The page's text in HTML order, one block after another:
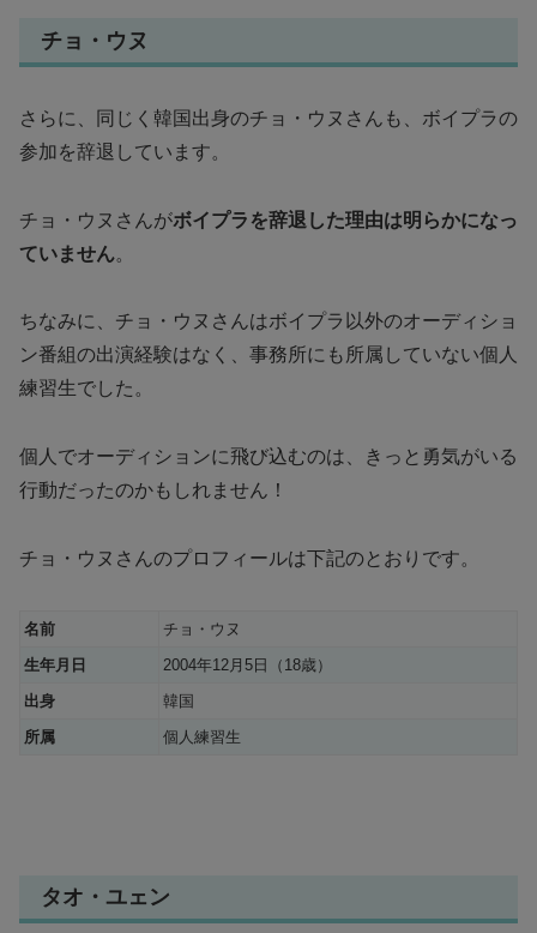
チョ・ウヌ
さらに、同じく韓国出身のチョ・ウヌさんも、ボイプラの
参加を辞退しています。
チョ・ウヌさんがボイプラを辞退した理由は明らかになっ
ていません。
ちなみに、チョ・ウヌさんはボイプラ以外のオーディショ
ン番組の出演経験はなく、事務所にも所属していない個人
練習生でした。
個人でオーディションに飛び込むのは、きっと勇気がいる
行動だったのかもしれません！
チョ・ウヌさんのプロフィールは下記のとおりです。
名前
チョ・ウヌ
生年月日
2004年12月5日（18歳）
出身
韓国
所属
個人練習生
タオ・ユェン